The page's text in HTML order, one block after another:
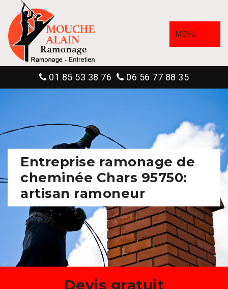
MENU
01 85 53 38 76 06 56 77 88 35
Entreprise ramonage de
cheminée Chars 95750:
artisan ramoneur
Devis gratuit